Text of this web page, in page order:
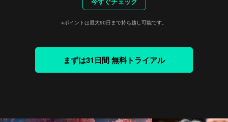
※ポイントは最大90日まで持ち越し可能です。
まずは31日間 無料トライアル